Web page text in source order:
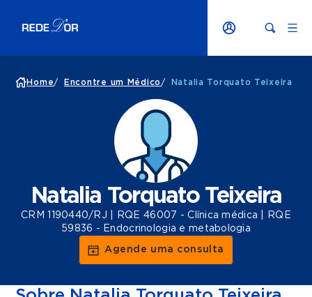
Home/ Encontre um Médico / Natalia Torquato Teixeira
Natalia Torquato Teixeira
CRM 1190440/RJ | RQE 46007 - Clínica médica | RQE
59836 - Endocrinologia e metabologia
Agende uma consulta